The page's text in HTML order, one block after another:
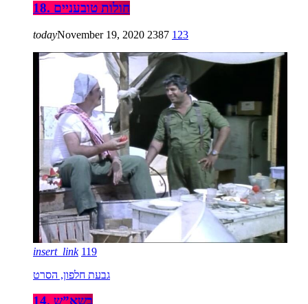
18. חולות טובעניים
todayNovember 19, 2020 2387 123
insert_link 119
גבעת חלפון, הסרט